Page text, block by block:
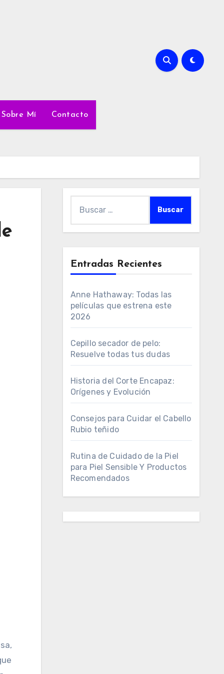
Sobre Mí Contacto
Entradas Recientes
Anne Hathaway: Todas las
películas que estrena este
2026
Cepillo secador de pelo:
Resuelve todas tus dudas
Historia del Corte Encapaz:
Orígenes y Evolución
Consejos para Cuidar el Cabello
Rubio teñido
Rutina de Cuidado de la Piel
para Piel Sensible Y Productos
Recomendados